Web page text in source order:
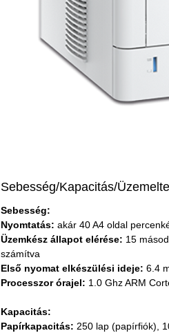
Sebesség/Kapacitás/
Sebesség:
Nyomtatás: akár 40 A4 oldal
Üzemkész állapot elérése: 15
számítva
Első nyomat elkészülési ideje: 6.4
Processzor órajel: 1.0 Ghz ARM
Kapacitás:
Papírkapacitás: 250 lap (papírfiók),